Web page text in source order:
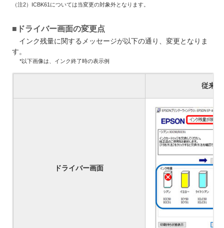
（注2）ICBK61については当変更の対象外となります。
■ドライバー画面の変更点
インク残量に関するメッセージが以下の通り、変更となりま
す。
*以下画像は、インク終了時の表示例
従来品
ドライバー画面